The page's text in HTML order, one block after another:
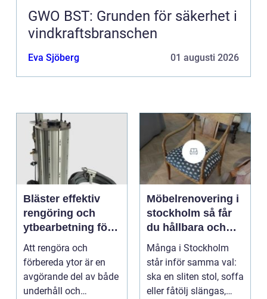
GWO BST: Grunden för säkerhet i
vindkraftsbranschen
Eva Sjöberg 01 augusti 2026
Bläster effektiv
rengöring och
ytbearbetning för
proffs och
hantverkare
Att rengöra och
förbereda ytor är en
avgörande del av både
underhåll och
Möbelrenovering i
stockholm så får
du hållbara och
vackra möbler
Många i Stockholm
står inför samma val:
ska en sliten stol, soffa
eller fåtölj slängas,